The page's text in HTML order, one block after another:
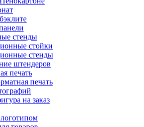
стенды
стойки
стенды
штендеров
печать
печать
на заказ